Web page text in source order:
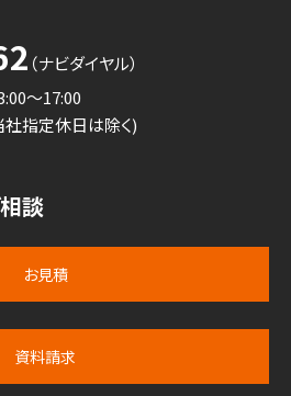
（ナビダイヤル）
～17:00
社指定休日は除く)
談
お見積
資料請求